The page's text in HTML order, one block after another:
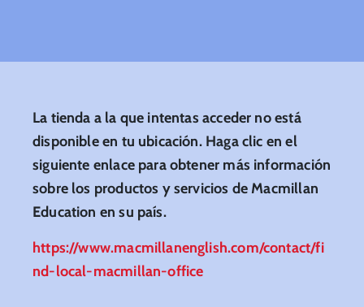
La tienda a la que intentas acceder no está
disponible en tu ubicación. Haga clic en el
siguiente enlace para obtener más información
sobre los productos y servicios de Macmillan
Education en su país.
https://www.macmillanenglish.com/contact/fi
nd-local-macmillan-office